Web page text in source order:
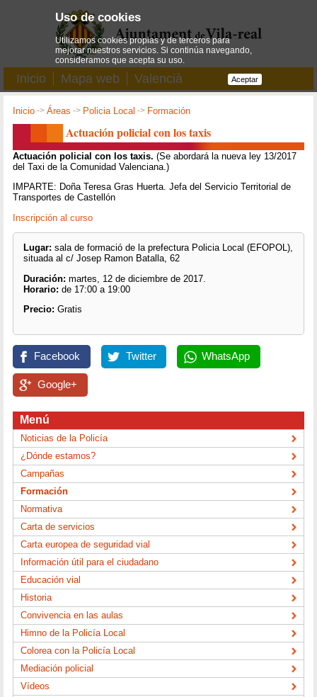
Inicio Mapa web Valencià
Inicio ->Áreas -> Policia Local -> Formación
Actuación policial con los taxis
Actuación policial con los taxis.(Se abordará la nueva ley 13/2017
del Taxi de la Comunidad Valenciana.)
IMPARTE: Doña Teresa Gras Huerta. Jefa del Servicio Territorial de
Transportes de Castellón
Inscripción al curso
Lugar: sala de formació de la prefectura Policia Local (EFOPOL),
situada al c/ Josep Ramon Batalla, 62
Duración: martes, 12 de diciembre de 2017.
Horario: de 17:00 a 19:00
Precio: Gratis
Facebook Twitter WhatsApp
Google+
Menú
Noticias de la Policía
¿Dónde estamos?
Campañas
Formación
Normativa
Carta de servicios
Carta europea de seguridad vial
Información útil para el ciudadano
Educación vial
Historia
Convivencia en las aulas
Himno de la Policía Local
Colorea con la Policía Local
Mediación policial
Vídeos
Uso de cookies
Utilizamos cookies propias y de terceros para
mejorar nuestros servicios. Si continúa navegando,
consideramos que acepta su uso.
Aceptar